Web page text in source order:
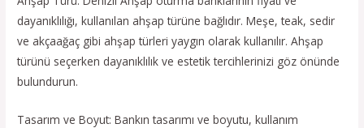
dayanıklılığı, kullanılan ahşap türüne bağlıdır. Meşe, teak, sedir
ve akçaağaç gibi ahşap türleri yaygın olarak kullanılır. Ahşap
türünü seçerken dayanıklılık ve estetik tercihlerinizi göz önünde
bulundurun.
Tasarım ve Boyut: Bankın tasarımı ve boyutu, kullanım